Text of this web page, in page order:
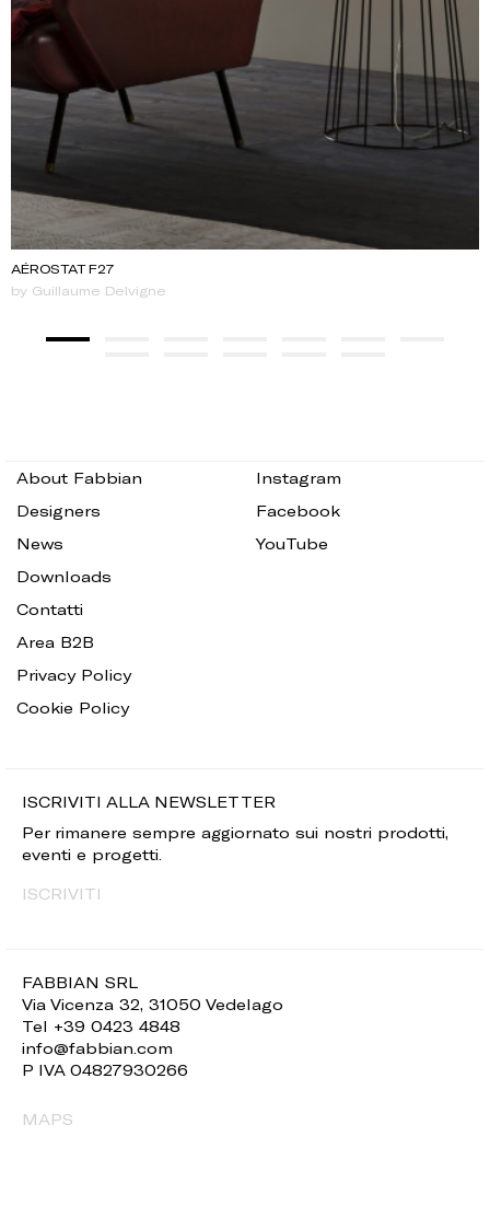
AÉROSTAT F27
by Guillaume Delvigne
FABBIAN SRL
Via Vicenza 32, 31050 Vedelago
Tel +39 0423 4848
info@fabbian.com
P IVA 04827930266
MAPS
About Fabbian
Designers
News
Downloads
Contatti
Area B2B
Privacy Policy
Cookie Policy
Instagram
Facebook
YouTube
ISCRIVITI ALLA NEWSLETTER
Per rimanere sempre aggiornato sui nostri prodotti,
eventi e progetti.
ISCRIVITI